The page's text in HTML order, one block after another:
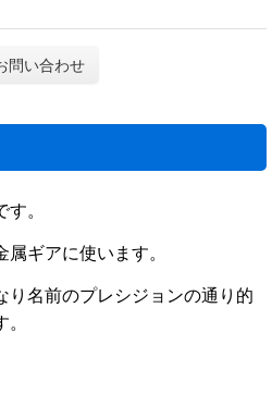
問い合わせ
。
ギアに使います。
り名前のプレシジョンの通り的